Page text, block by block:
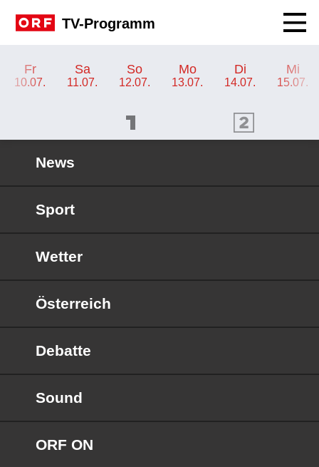
TV-Programm
Fr
10.07.
Sa
11.07.
So
12.07.
Mo
13.07.
Di
14.07.
Mi
15.07.
ORF 2 Programm
News
Sport
Wetter
Österreich
Debatte
Sound
ORF ON